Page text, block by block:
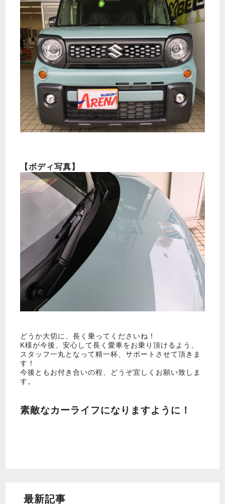
【ボディ写真】
どうか大切に、長く乗ってくださいね！
K様が今後、安心して長く愛車をお乗り頂けるよう、
スタッフ一丸となって精一杯、サポートさせて頂きま
す！
今後ともお付き合いの程、どうぞ宜しくお願い致しま
す。
素敵なカーライフになりますように！
最新記事